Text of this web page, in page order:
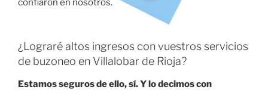
confiaron en nosotros.
¿Lograré altos ingresos con vuestros servicios
de buzoneo en Villalobar de Rioja?
Estamos seguros de ello, sí. Y lo decimos con